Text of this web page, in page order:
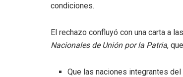
condiciones.
El rechazo confluyó con una carta a
Nacionales de Unión por la Patria,
Que las naciones integrantes